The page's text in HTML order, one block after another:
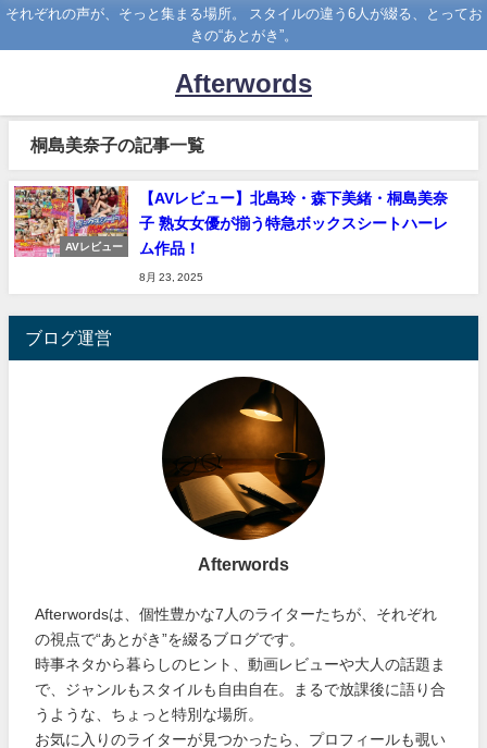
それぞれの声が、そっと集まる場所。 スタイルの違う6人が綴る、とってお
きの“あとがき”。
Afterwords
桐島美奈子の記事一覧
AVレビュー
【AVレビュー】北島玲・森下美緒・桐島美奈
子 熟女女優が揃う特急ボックスシートハーレ
ム作品！
8月 23, 2025
ブログ運営
Afterwords
Afterwordsは、個性豊かな7人のライターたちが、それぞれ
の視点で“あとがき”を綴るブログです。
時事ネタから暮らしのヒント、動画レビューや大人の話題ま
で、ジャンルもスタイルも自由自在。まるで放課後に語り合
うような、ちょっと特別な場所。
お気に入りのライターが見つかったら、プロフィールも覗い